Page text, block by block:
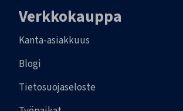
Verkkokauppa
Kanta-asiakkuus
Blogi
Tietosuojaseloste